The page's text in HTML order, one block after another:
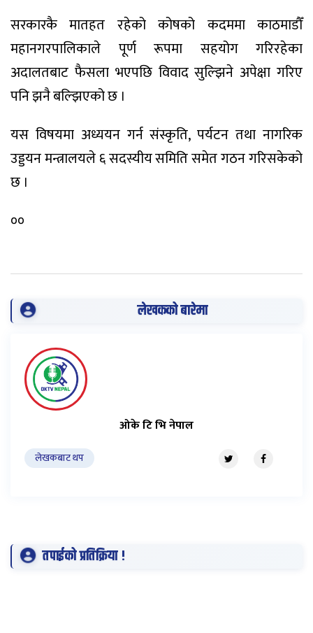
सरकारकै मातहत रहेको कोषको कदममा काठमाडौँ
महानगरपालिकाले पूर्ण रूपमा सहयोग गरिरहेका
अदालतबाट फैसला भएपछि विवाद सुल्झिने अपेक्षा गरिए
पनि झनै बल्झिएको छ ।
यस विषयमा अध्ययन गर्न संस्कृति, पर्यटन तथा नागरिक
उड्डयन मन्त्रालयले ६ सदस्यीय समिति समेत गठन गरिसकेको
छ ।
००
लेखकको बारेमा
ओके टि भि नेपाल
लेखकबाट थप
तपाईको प्रतिक्रिया !